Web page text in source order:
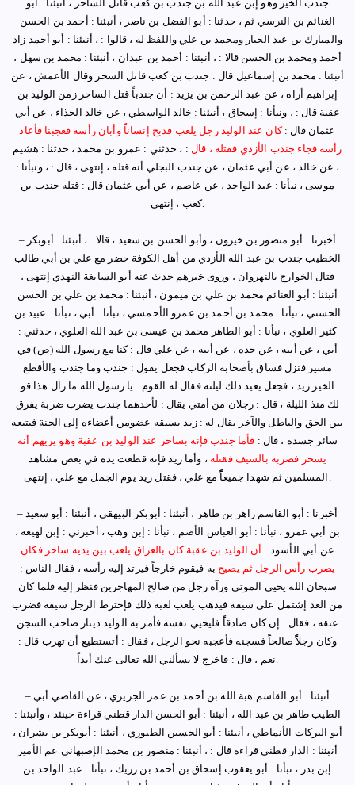
جندب الخير وهو إبن عبد الله بن جندب بن كعب قاتل الساحر ، أنبئنا : أبو
الغنائم بن النرسي ثم ، حدثنا : أبو الفضل بن ناصر ، أنبئنا : أحمد بن الحسن
والمبارك بن عبد الجبار ومحمد بن علي واللفظ له ، قالوا : ، أنبئنا : أبو أحمد زاد
أحمد ومحمد بن الحسن قالا : ، أنبئنا : أحمد بن عبدان ، أنبئنا : محمد بن سهل ،
أنبئنا : محمد بن إسماعيل قال : جندب بن كعب قاتل السحر وقال الأعمش ، عن
إبراهيم أراه ، عن عبد الرحمن بن يزيد : أن جندباً قتل الساحر زمن الوليد بن
عقبة قال : ، ونبأنا : إسحاق ، أنبئنا : خالد الواسطي ، عن خالد الحذاء ، عن أبي
عثمان قال :كان عند الوليد رجل يلعب فذبح إنساناًً وأبان رأسه فعجبنا فأعاد
رأسه فجاء جندب الأزدي فقتله ، قال : ، حدثني : عمرو بن محمد ، حدثنا : هشيم
، عن خالد ، عن أبي عثمان ، عن جندب البجلي أنه قتله ، إنتهى ، قال : ، ونبأنا :
موسى ، نبأنا : عبد الواحد ، عن عاصم ، عن أبي عثمان قال : قتله جندب بن
كعب ، إنتهى.
– أخبرنا : أبو منصور بن خيرون ، وأبو الحسن بن سعيد ، قالا : ، أنبئنا : أبوبكر
الخطيب جندب بن عبد الله الأزدي من أهل الكوفة حضر مع علي بن أبي طالب
قتال الخوارج بالنهروان ، وروى خبرهم حدث عنه أبو السابغة النهدي إنتهى ،
أنبئنا : أبو الغنائم محمد بن علي بن ميمون ، أنبئنا : محمد بن علي بن الحسن
الحسني ، نبأنا : محمد بن أحمد بن عمرو الأحمسي ، نبأنا : أبي ، نبأنا : عبيد بن
كثير العلوي ، نبأنا : أبو الطاهر محمد بن عيسى بن عبد الله العلوي ، حدثني :
أبي ، عن أبيه ، عن جده ، عن أبيه ، عن علي قال : كنا مع رسول الله (ص) في
مسير فنزل فساق بأصحابه الركاب فجعل يقول : جندب وما جندب والأقطع
الخير زيد ، فجعل يعيد ذلك ليلته فقال له القوم : يا رسول الله ما زال هذا قو
لك منذ الليلة ، قال : رجلان من أمتي يقال : لأحدهما جندب يضرب ضربة يفرق
بين الحق والباطل والآخر يقال له : زيد يسبقه عضومن أعضاءه إلى الجنة فيتبعه
سائر جسده ، قال : فأما جندب فإنه بساحر عند الوليد بن عقبة وهو يريهم أنه
يسحر فضربه بالسيف فقتله ، وأما زيد فإنه قطعت يده في بعض مشاهد
المسلمين ثم شهدا جميعاًًً مع علي ، فقتل زيد يوم الجمل مع علي ، إ
– أخبرنا : أبو القاسم زاهر بن طاهر ، أنبئنا : أبوبكر البيهقي ، أنبئنا : أبو سعيد
بن أبي عمرو ، نبأنا : أبو العباس الأصم ، نبأنا : إبن وهب ، أخبرني : إبن لهيعة ،
عن أبي الأسود : أن الوليد بن عقبة كان بالعراق يلعب بين يديه ساحر فكان
يضرب رأس الرجل ثم يصيح به فيقوم خارجاً فيرتد إليه رأسه ، فقال الناس :
سبحان الله يحيى الموتى ورآه رجل من صالح المهاجرين فنظر إليه فلما كان
من الغد إشتمل على سيفه فيذهب يلعب لعبة ذلك فإخترط الرجل سيفه فضرب
عنقه ، فقال : إن كان صادقاًً فليحيي نفسه فأمر به الوليد دينار صاحب السجن
وكان رجلاًًً صالحاًً فسجنه فأعجبه نحو الرجل ، فقال : أتستطيع أن تهرب قال :
نعم ، قال : فاخرج لا يسألني الله تعالى عنك أبداً
–أنبئنا : أبو القاسم هبة الله بن أحمد بن عمر الجريري ، عن القاضي أبي
الطيب طاهر بن عبد الله ، أنبئنا : أبو الحسن الدار قطني قراءة حينئذ ، وأنبئنا :
أبو البركات الأنماطي ، أنبئنا : أبو الحسين الطيوري ، أنبئنا : أبوبكر بن بشران ،
أنبئنا : الدار قطني قراءة قال : ، أنبئنا : منصور بن محمد الإصبهاني عم الأمير
إبن بدر ، نبأنا : أبو يعقوب إسحاق بن أحمد بن رزيك ، نبأنا : عبد الواحد بن